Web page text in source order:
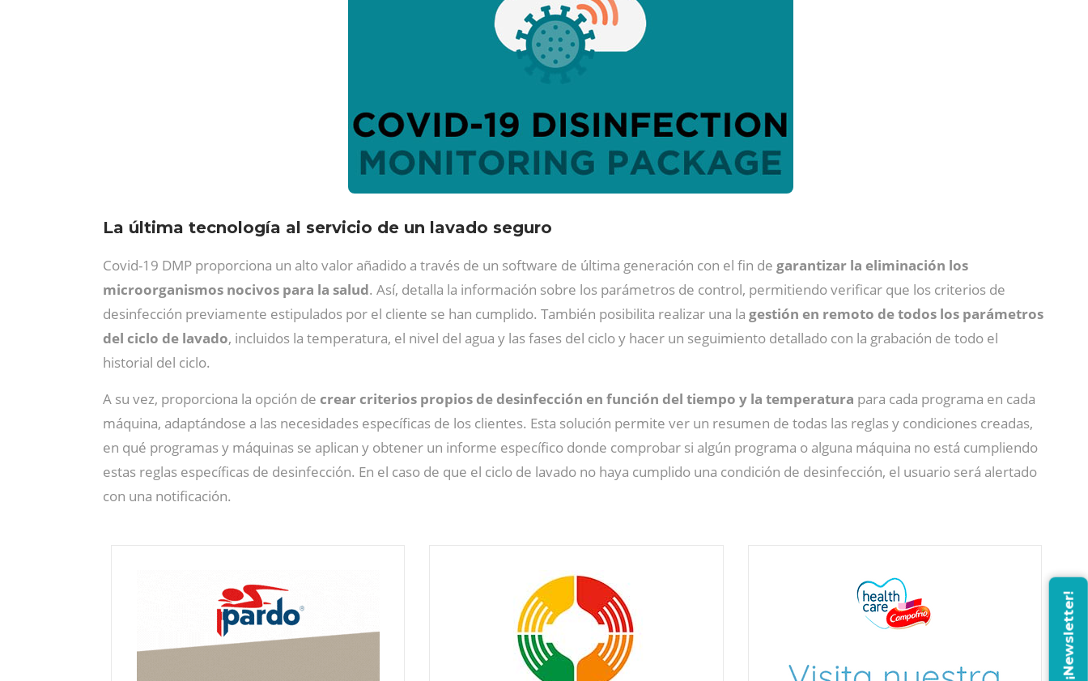
La última tecnología al servicio de un lavado seguro
Covid-19 DMP proporciona un alto valor añadido a través de un software de última generación con el fin de garantizar la eliminación los
microorganismos nocivos para la salud. Así, detalla la información sobre los parámetros de control, permitiendo verificar que los criterios de
desinfección previamente estipulados por el cliente se han cumplido. También posibilita realizar una la gestión en remoto de todos los parámetros
del ciclo de lavado, incluidos la temperatura, el nivel del agua y las fases del ciclo y hacer un seguimiento detallado con la grabación de todo el
historial del ciclo.
A su vez, proporciona la opción de crear criterios propios de desinfección en función del tiempo y la temperatura para cada programa en cada
máquina, adaptándose a las necesidades específicas de los clientes. Esta solución permite ver un resumen de todas las reglas y condiciones creadas,
en qué programas y máquinas se aplican y obtener un informe específico donde comprobar si algún programa o alguna máquina no está cumpliendo
estas reglas específicas de desinfección. En el caso de que el ciclo de lavado no haya cumplido una condición de desinfección, el usuario será alertado
con una notificación.
¡Newsletter!